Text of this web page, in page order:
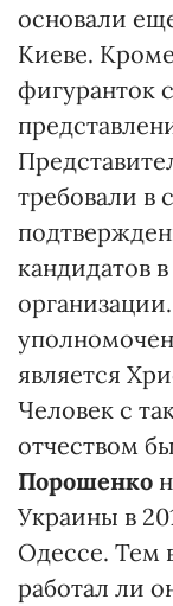
основали
Киеве.
фигуранток
требовали в
кандидатов
является
Человек с
отчеством
Порошенко
Украины в
Одессе. Тем
работал ли